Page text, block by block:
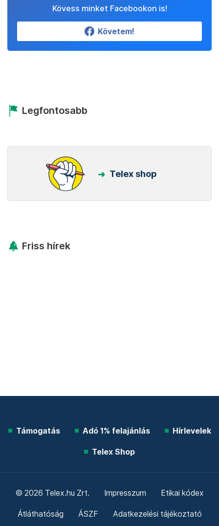
Kövess minket Facebookon is!
Követem!
Legfontosabb
Telex shop
Friss hírek
Támogatás Adó 1% felajánlás Hírlevelek
Telex Shop
© 2026 Telex.hu Zrt. Impresszum Etikai kódex
Átláthatóság ÁSZF Adatkezelési tájékoztató